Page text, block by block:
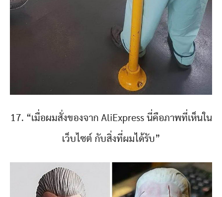
17. “เมื่อผมสั่งของจาก AliExpress นี่คือภาพที่เห็นใน
เว็บไซต์ กับสิ่งที่ผมได้รับ”